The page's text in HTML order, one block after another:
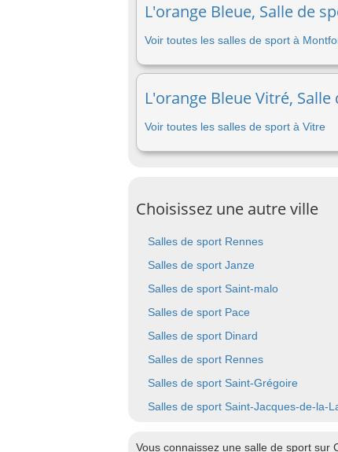
L'orange Bleue, Salle de
Voir toutes les salles de sport à
L'orange Bleue Vitré,
Voir toutes les salles de sport à Vitre
Choisissez une autre ville
Salles de sport Rennes
Salles de sport Janze
Salles de sport Saint-malo
Salles de sport Pace
Salles de sport Dinard
Salles de sport Rennes
Salles de sport Saint-Grégoire
Salles de sport Saint-Jacques-de-la-
Vous connaissez une salle de sport sur